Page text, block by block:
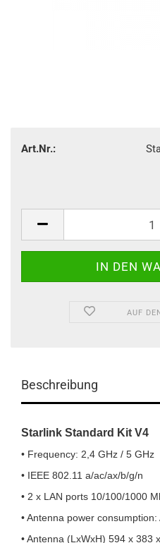
Art.Nr.:
AUF
Beschreibung
Starlink Standard Kit V4
• Frequency: 2,4 GHz / 5 GHz
• IEEE 802.11 a/ac/ax/b/g/n
• 2 x LAN ports 10/100/1000
• Antenna power
• Antenna (LxWxH) 594 x 383